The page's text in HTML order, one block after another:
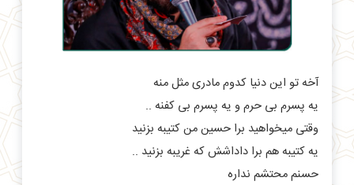
آخه تو این دنیا کدوم مادری مثل منه
یه پسرم بی حرم و یه پسرم بی کفنه ..
وقتی میخواهید برا حسین من کتیبه بزنید
یه کتیبه هم برا داداشش که غریبه بزنید ..
حسنم محتشم نداره